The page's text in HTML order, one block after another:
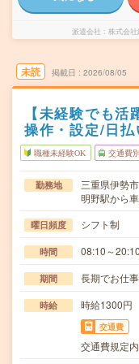
派遣会社 株式会
未読 掲載日 2026/08/05
【未経験でも
操作・設定/日払
職種未経験OK 交通費
勤務地
三重県伊勢市
明野駅から
曜日頻度 シフト制
時間 08:10～
期間 長期でお仕
時給 時給1300円
交通費
交通費規定